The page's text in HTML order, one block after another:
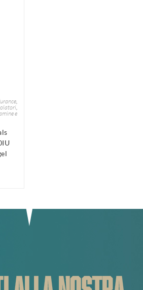
,
,
e